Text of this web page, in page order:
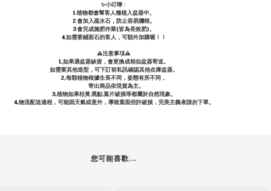
✨小叮嚀 :
1.植物都會幫客人種植入盆器中。
2.會加入疏水石，防止容易爛根。
3.會完成施肥作業(皆為長效肥)。
4.如需要鋪面石的客人，可額外加購喔！！
⚠️注意事項⚠️
1,如果遇盆器缺貨，會更換成相似盆器寄送。
如需要其他造型，可下訂前私訊確認其他在庫盆器。
2,每顆植物根據生長不同，姿態有所不同，
寄出商品依現貨為主。
3,植物如果枯黃.黑點.葉片破損等都屬於自然現象。
4,物流配送過程，可能因天氣或意外，導致葉面些許破損，完美主義者請勿下單。
您可能喜歡...